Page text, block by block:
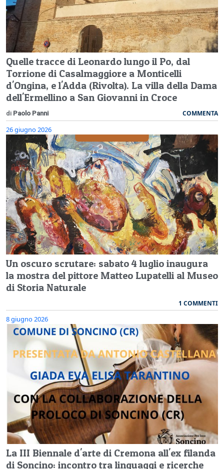
Quelle tracce di Leonardo lungo il Po, dal
Torrione di Casalmaggiore a Monticelli
d'Ongina, e l'Adda (Rivolta). La villa della Dama
dell'Ermellino a San Giovanni in Croce
di Paolo Panni COMMENTA
26 giugno 2026
Un oscuro scrutare: sabato 4 luglio inaugura
la mostra del pittore Matteo Lupatelli al Museo
di Storia Naturale
1 COMMENTI
8 giugno 2026
La III Biennale d'arte di Cremona all'ex filanda
di Soncino: incontro tra linguaggi e ricerche